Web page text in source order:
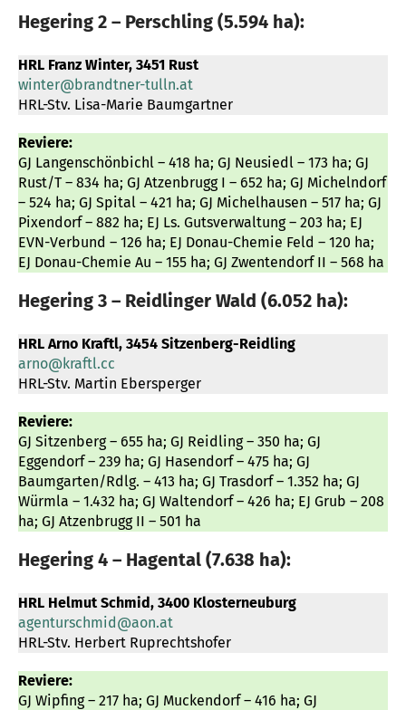
Hegering 2 – Perschling (5.594 ha):
HRL Franz Winter, 3451 Rust
winter@brandtner-tulln.at
HRL-Stv. Lisa-Marie Baumgartner
Reviere:
GJ Langenschönbichl – 418 ha; GJ Neusiedl – 173 ha; GJ
Rust/T – 834 ha; GJ Atzenbrugg I – 652 ha; GJ Michelndorf
– 524 ha; GJ Spital – 421 ha; GJ Michelhausen – 517 ha; GJ
Pixendorf – 882 ha; EJ Ls. Gutsverwaltung – 203 ha; EJ
EVN-Verbund – 126 ha; EJ Donau-Chemie Feld – 120 ha;
EJ Donau-Chemie Au – 155 ha; GJ Zwentendorf II – 568 ha
Hegering 3 – Reidlinger Wald (6.052 ha):
HRL Arno Kraftl, 3454 Sitzenberg-Reidling
arno@kraftl.cc
HRL-Stv. Martin Ebersperger
Reviere:
GJ Sitzenberg – 655 ha; GJ Reidling – 350 ha; GJ
Eggendorf – 239 ha; GJ Hasendorf – 475 ha; GJ
Baumgarten/Rdlg. – 413 ha; GJ Trasdorf – 1.352 ha; GJ
Würmla – 1.432 ha; GJ Waltendorf – 426 ha; EJ Grub – 208
ha; GJ Atzenbrugg II – 501 ha
Hegering 4 – Hagental (7.638 ha):
HRL Helmut Schmid, 3400 Klosterneuburg
agenturschmid@aon.at
HRL-Stv. Herbert Ruprechtshofer
Reviere:
GJ Wipfing – 217 ha; GJ Muckendorf – 416 ha; GJ